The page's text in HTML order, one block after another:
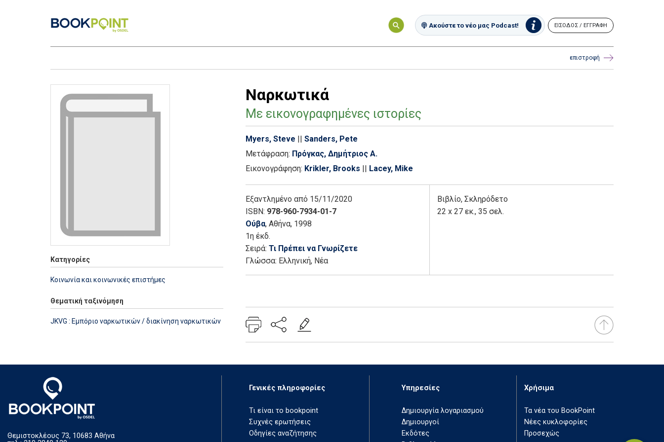
Ακούστε το νέο μας Podcast! ΕΙΣΟΔΟΣ / ΕΓΓΡΑΦΗ
επιστροφή
Κατηγορίες
Κοινωνία και κοινωνικές επιστήμες
Θεματική ταξινόμηση
JKVG : Εμπόριο ναρκωτικών / διακίνηση ναρκωτικών
Ναρκωτικά
Με εικονογραφημένες ιστορίες
Myers, Steve || Sanders, Pete
Μετάφραση: Πρόγκας, Δημήτριος Α.
Εικονογράφηση: Krikler, Brooks || Lacey, Mike
Εξαντλημένο από 15/11/2020
ISBN: 978-960-7934-01-7
Ούβα, Αθήνα, 1998
1η έκδ.
Σειρά: Τι Πρέπει να Γνωρίζετε
Γλώσσα: Ελληνική, Νέα
Βιβλίο, Σκληρόδετο
22 x 27 εκ., 35 σελ.
Θεμιστοκλέους 73, 10683 Αθήνα
Γενικές πληροφορίες
Τι είναι το bookpoint
Συχνές ερωτήσεις
Οδηγίες αναζήτησης
Υπηρεσίες
Δημιουργία λογαριασμού
Δημιουργοί
Εκδότες
Χρήσιμα
Τα νέα του BookPoint
Νέες κυκλοφορίες
Προσεχώς